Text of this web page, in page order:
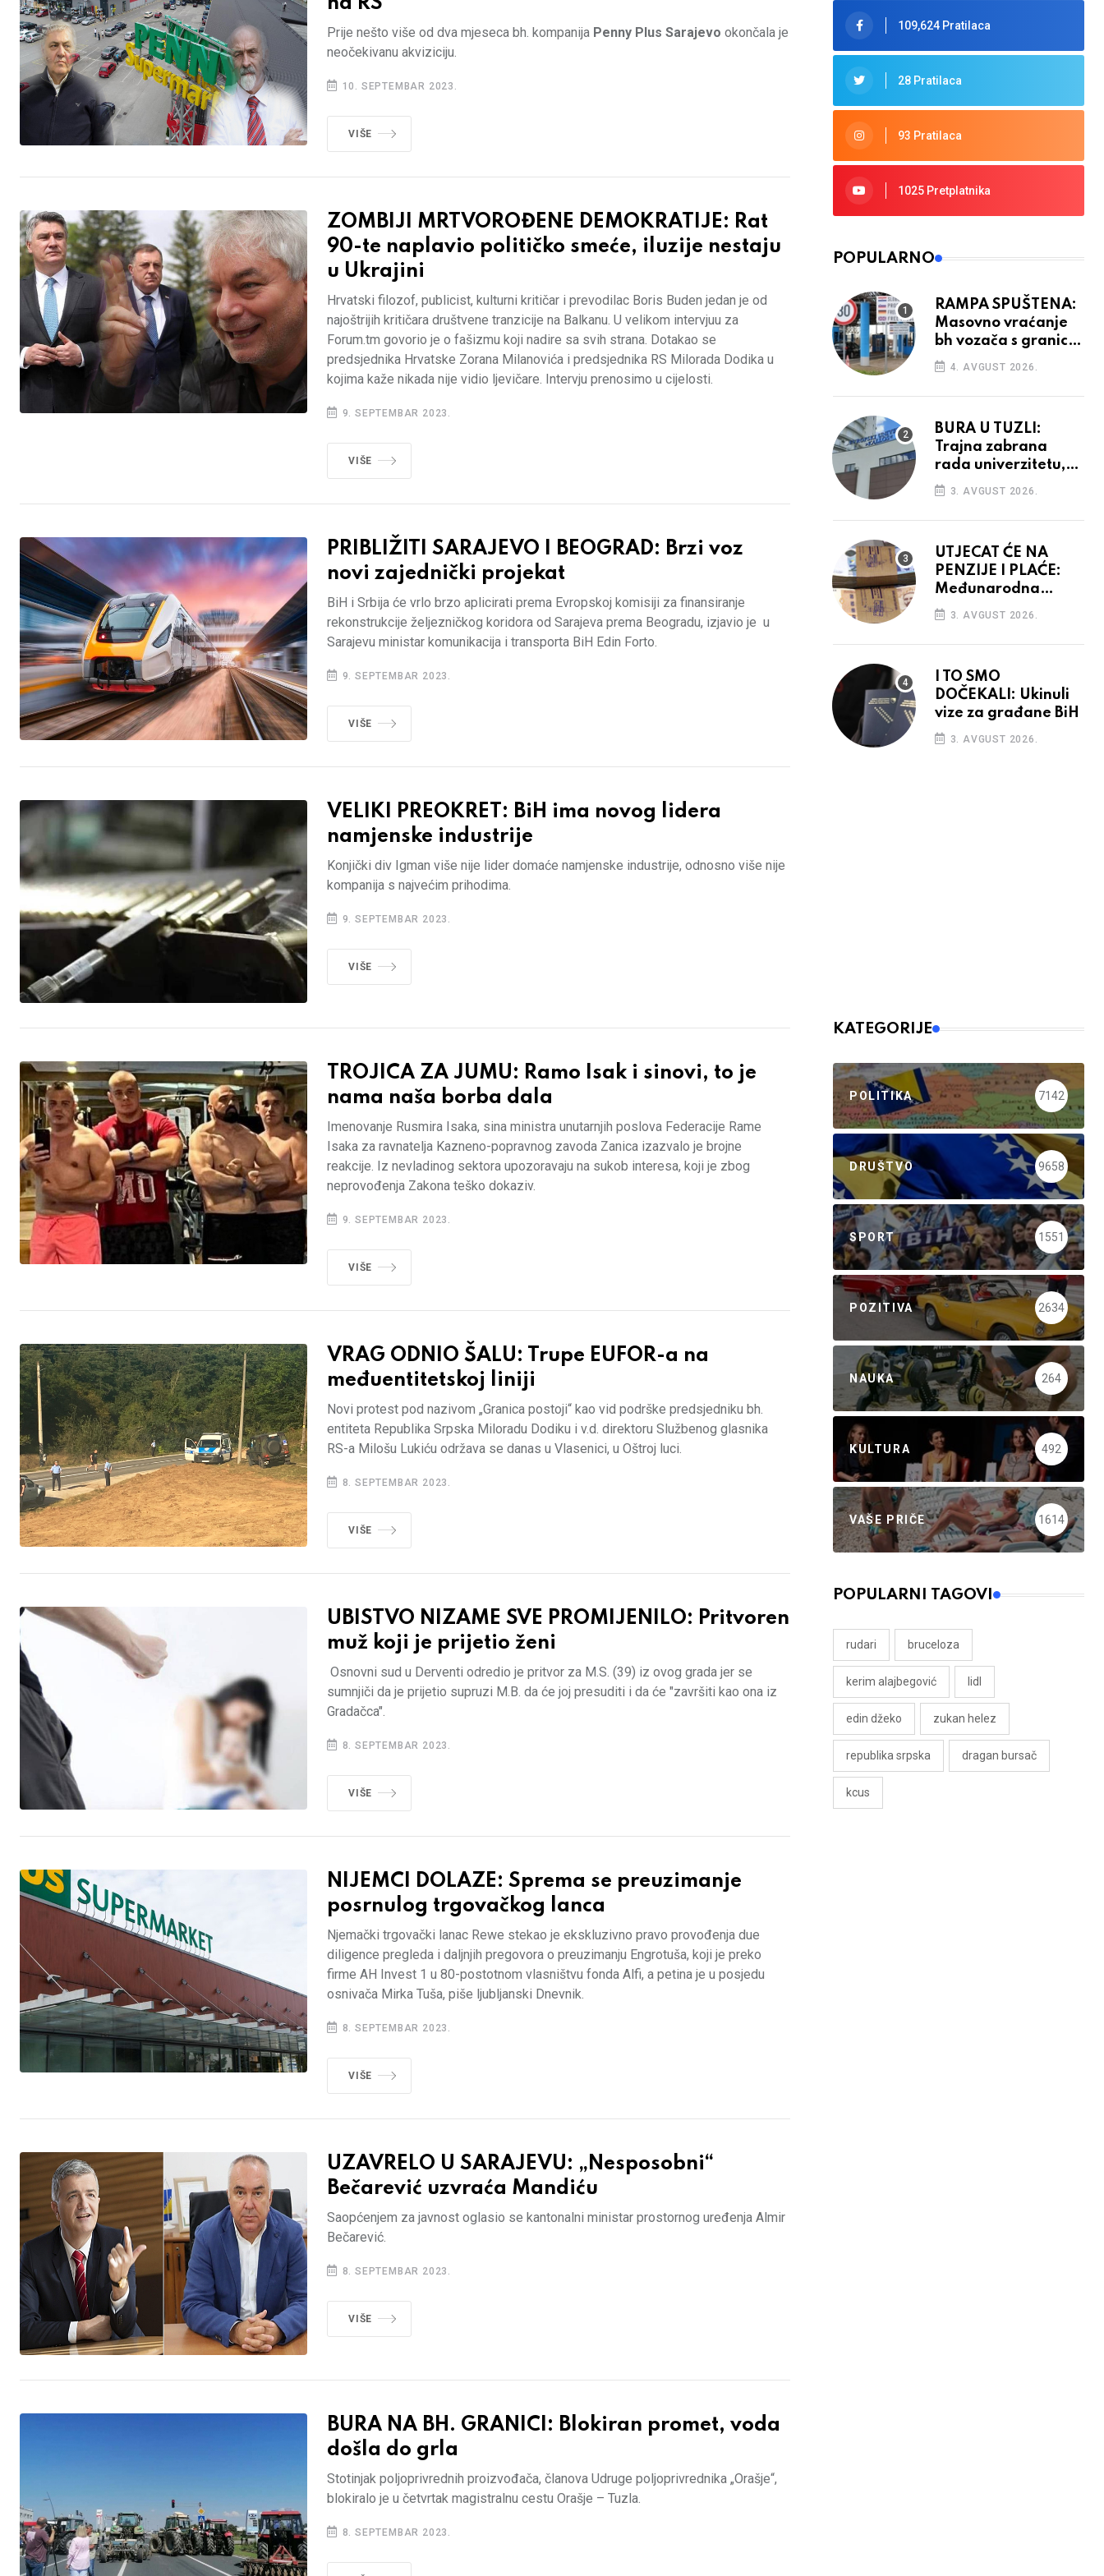
Prije nešto više od dva mjeseca bh. kompanija Penny Plus Sarajevo okončala je
neočekivanu akviziciju.
10. SEPTEMBAR 2023.
VIŠE
ZOMBIJI MRTVOROĐENE DEMOKRATIJE: Rat
90-te naplavio političko smeće, iluzije nestaju
u Ukrajini
Hrvatski filozof, publicist, kulturni kritičar i prevodilac Boris Buden jedan je od
najoštrijih kritičara društvene tranzicije na Balkanu. U velikom intervjuu za
Forum.tm govorio je o fašizmu koji nadire sa svih strana. Dotakao se
predsjednika Hrvatske Zorana Milanovića i predsjednika RS Milorada Dodika u
kojima kaže nikada nije vidio ljevičare. Intervju prenosimo u cijelosti.
9. SEPTEMBAR 2023.
VIŠE
PRIBLIŽITI SARAJEVO I BEOGRAD: Brzi voz
novi zajednički projekat
BiH i Srbija će vrlo brzo aplicirati prema Evropskoj komisiji za finansiranje
rekonstrukcije željezničkog koridora od Sarajeva prema Beogradu, izjavio je u
Sarajevu ministar komunikacija i transporta BiH Edin Forto.
9. SEPTEMBAR 2023.
VIŠE
VELIKI PREOKRET: BiH ima novog lidera
namjenske industrije
Konjički div Igman više nije lider domaće namjenske industrije, odnosno više nije
kompanija s najvećim prihodima.
9. SEPTEMBAR 2023.
VIŠE
TROJICA ZA JUMU: Ramo Isak i sinovi, to je
nama naša borba dala
Imenovanje Rusmira Isaka, sina ministra unutarnjih poslova Federacije Rame
Isaka za ravnatelja Kazneno-popravnog zavoda Zanica izazvalo je brojne
reakcije. Iz nevladinog sektora upozoravaju na sukob interesa, koji je zbog
neprovođenja Zakona teško dokaziv.
9. SEPTEMBAR 2023.
VIŠE
VRAG ODNIO ŠALU: Trupe EUFOR-a na
međuentitetskoj liniji
Novi protest pod nazivom „Granica postoji“ kao vid podrške predsjedniku bh.
entiteta Republika Srpska Miloradu Dodiku i v.d. direktoru Službenog glasnika
RS-a Milošu Lukiću održava se danas u Vlasenici, u Oštroj luci.
8. SEPTEMBAR 2023.
VIŠE
UBISTVO NIZAME SVE PROMIJENILO: Pritvoren
muž koji je prijetio ženi
Osnovni sud u Derventi odredio je pritvor za M.S. (39) iz ovog grada jer se
sumnjiči da je prijetio supruzi M.B. da će joj presuditi i da će "završiti kao ona iz
Gradačca".
8. SEPTEMBAR 2023.
VIŠE
NIJEMCI DOLAZE: Sprema se preuzimanje
posrnulog trgovačkog lanca
Njemački trgovački lanac Rewe stekao je ekskluzivno pravo provođenja due
diligence pregleda i daljnjih pregovora o preuzimanju Engrotuša, koji je preko
firme AH Invest 1 u 80-postotnom vlasništvu fonda Alfi, a petina je u posjedu
osnivača Mirka Tuša, piše ljubljanski Dnevnik.
8. SEPTEMBAR 2023.
VIŠE
UZAVRELO U SARAJEVU: „Nesposobni“
Bečarević uzvraća Mandiću
Saopćenjem za javnost oglasio se kantonalni ministar prostornog uređenja Almir
Bečarević.
8. SEPTEMBAR 2023.
VIŠE
BURA NA BH. GRANICI: Blokiran promet, voda
došla do grla
Stotinjak poljoprivrednih proizvođača, članova Udruge poljoprivrednika „Orašje“,
blokiralo je u četvrtak magistralnu cestu Orašje – Tuzla.
8. SEPTEMBAR 2023.
109,624 Pratilaca
28 Pratilaca
93 Pratilaca
1025 Pretplatnika
POPULARNO
RAMPA SPUŠTENA:
Masovno vraćanje
bh vozača s granica
EU, protesti na
vidiku
4. AVGUST 2026.
BURA U TUZLI:
Trajna zabrana
rada univerzitetu,
provedba sudskih
odluka
3. AVGUST 2026.
UTJECAT ĆE NA
PENZIJE I PLAĆE:
Međunarodna
agencija potvrdila
kreditni rejting BiH
3. AVGUST 2026.
I TO SMO
DOČEKALI: Ukinuli
vize za građane BiH
3. AVGUST 2026.
KATEGORIJE
POLITIKA 7142
DRUŠTVO 9658
SPORT 1551
POZITIVA 2634
NAUKA 264
KULTURA 492
VAŠE PRIČE 1614
POPULARNI TAGOVI
rudari bruceloza
kerim alajbegović lidl
edin džeko zukan helez
republika srpska dragan bursač
kcus